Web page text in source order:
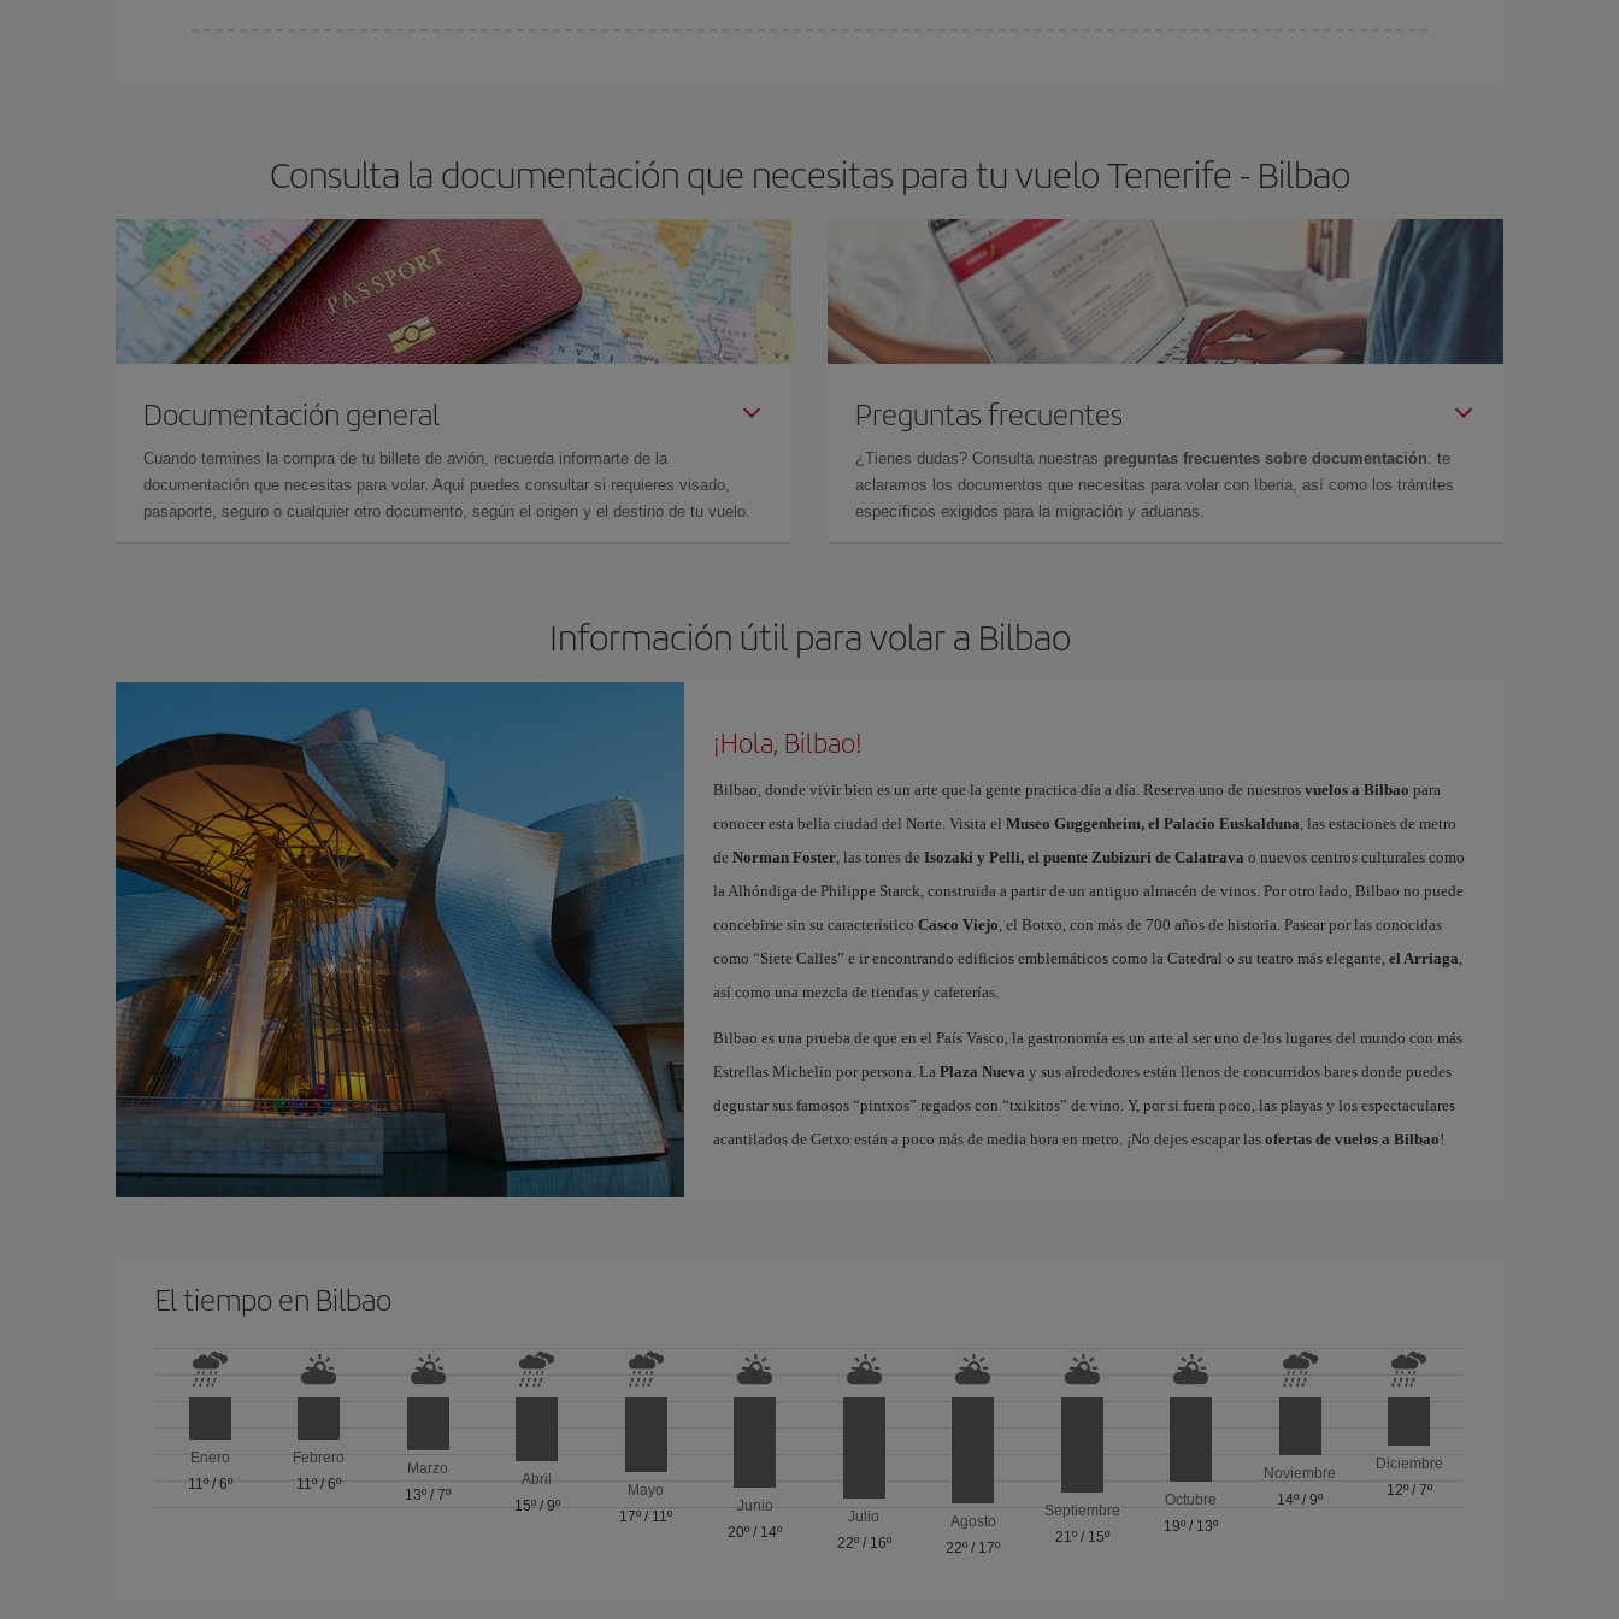
Consulta la documentación que necesitas para tu vuelo Tenerife - Bilbao
Documentación general
Cuando termines la compra de tu billete de avión, recuerda informarte de la
documentación que necesitas para volar. Aquí puedes consultar si requieres visado,
pasaporte, seguro o cualquier otro documento, según el origen y el destino de tu vuelo.
Preguntas frecuentes
¿Tienes dudas? Consulta nuestras preguntas frecuentes sobre documentación: te
aclaramos los documentos que necesitas para volar con Iberia, así como los trámites
específicos exigidos para la migración y aduanas.
Información útil para volar a Bilbao
¡Hola, Bilbao!
Bilbao, donde vivir bien es un arte que la gente practica día a día. Reserva uno de nuestros vuelos a Bilbao para
conocer esta bella ciudad del Norte. Visita el Museo Guggenheim, el Palacio Euskalduna, las estaciones de metro
de Norman Foster, las torres de Isozaki y Pelli, el puente Zubizuri de Calatrava o nuevos centros culturales como
la Alhóndiga de Philippe Starck, construida a partir de un antiguo almacén de vinos. Por otro lado, Bilbao no puede
concebirse sin su característico Casco Viejo, el Botxo, con más de 700 años de historia. Pasear por las conocidas
como “Siete Calles” e ir encontrando edificios emblemáticos como la Catedral o su teatro más elegante, el Arriaga,
así como una mezcla de tiendas y cafeterías.
Bilbao es una prueba de que en el País Vasco, la gastronomía es un arte al ser uno de los lugares del mundo con más
Estrellas Michelin por persona. La Plaza Nueva y sus alrededores están llenos de concurridos bares donde puedes
degustar sus famosos “pintxos” regados con “txikitos” de vino. Y, por si fuera poco, las playas y los espectaculares
acantilados de Getxo están a poco más de media hora en metro. ¡No dejes escapar las ofertas de vuelos a Bilbao!
El tiempo en Bilbao
Enero
11º/ 6º
Febrero
11º/6º
Marzo
13º /7º
Abril
15º/ 9º
Mayo
17º / 11º
Junio
20º / 14º
Julio
22º/ 16º
Agosto
22º / 17º
Septiembre
21º/ 15º
Octubre
19º / 13º
Noviembre
14º /9º
Diciembre
12º/ 7º